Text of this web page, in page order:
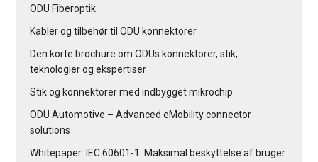
ODU Fiberoptik
Kabler og tilbehør til ODU konnektorer
Den korte brochure om ODUs konnektorer, stik,
teknologier og ekspertiser
Stik og konnektorer med indbygget mikrochip
ODU Automotive – Advanced eMobility connector
solutions
Whitepaper: IEC 60601-1. Maksimal beskyttelse af bruger